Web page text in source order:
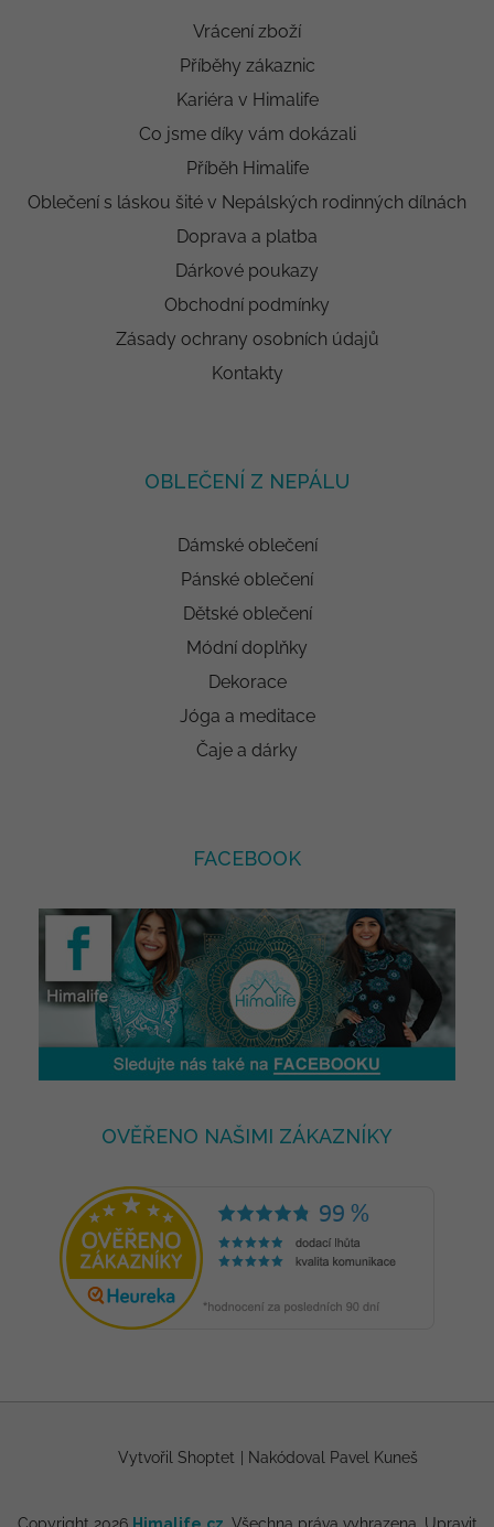
Vrácení zboží
Příběhy zákaznic
Kariéra v Himalife
Co jsme díky vám dokázali
Příběh Himalife
Oblečení s láskou šité v Nepálských rodinných dílnách
Doprava a platba
Dárkové poukazy
Obchodní podmínky
Zásady ochrany osobních údajů
Kontakty
OBLEČENÍ Z NEPÁLU
Dámské oblečení
Pánské oblečení
Dětské oblečení
Módní doplňky
Dekorace
Jóga a meditace
Čaje a dárky
FACEBOOK
OVĚŘENO NAŠIMI ZÁKAZNÍKY
Vytvořil Shoptet Nakódoval Pavel Kuneš